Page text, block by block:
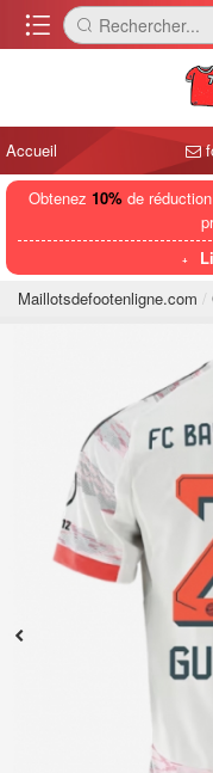
󰈍 󰅼 Rechercher...
Accueil
Obtenez 10%de
Maillotsdefootenligne.com